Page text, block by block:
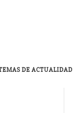
DE ACTUALIDAD